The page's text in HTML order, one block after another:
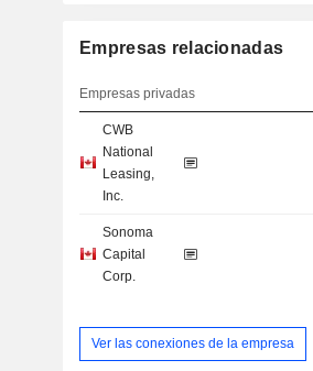
Empresas relacionadas
Empresas privadas
CWB
National
Leasing,
Inc.
Sonoma
Capital
Corp.
Ver las conexiones de la empresa